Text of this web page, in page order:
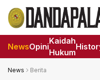
NewsOpini
Kaidah
Hukum
News Berita